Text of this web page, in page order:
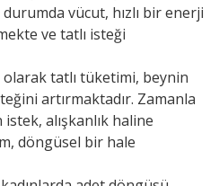
vücut, hızlı bir enerji
ve tatlı isteği
olarak tatlı tüketimi, beynin
artırmaktadır. Zamanla
alışkanlık haline
döngüsel bir hale